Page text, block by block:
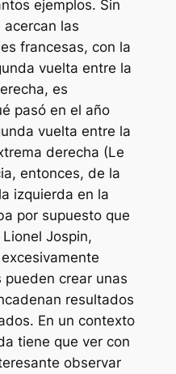
ejemplos. Sin
las
francesas, con la
vuelta entre la
es
pasó en el año
vuelta entre la
derecha (Le
entonces, de la
izquierda en la
por supuesto que
Jospin,
crear unas
resultados
En un contexto
tiene que ver con
observar